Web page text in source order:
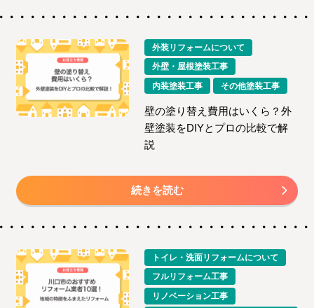
外装リフォームについて
外壁・屋根塗装工事
内装塗装工事
その他塗装工事
壁の塗り替え費用はいくら？外
壁塗装をDIYとプロの比較で解
説
続きを読む
トイレ・洗面リフォームについて
フルリフォーム工事
リノベーション工事